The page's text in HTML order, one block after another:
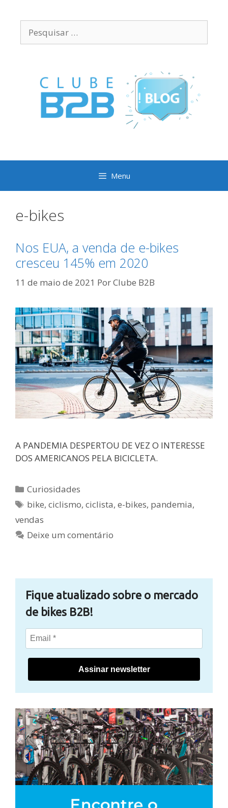
conteúdo
por:
Menu
e-bikes
Nos EUA, a venda de e-bikes
cresceu 145% em 2020
11 de maio de 2021 PorClube B2B
A PANDEMIA DESPERTOU DE VEZ O INTERESSE
DOS AMERICANOS PELA BICICLETA.
Categorias
Curiosidades
Tags
bike,ciclismo,ciclista,e-bikes, pandemia,
vendas
Deixe um comentário
Fique atualizado sobre o mercado
de bikes B2B!
Assinar newsletter